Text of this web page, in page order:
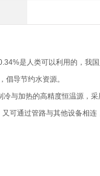
是人类可以利用的，我
导节约水资源。
与加热的高精度恒温源，
可通过管路与其他设备相连